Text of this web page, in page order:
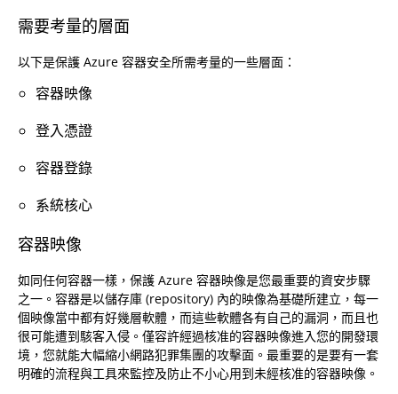
需要考量的層面
以下是保護 Azure 容器安全所需考量的一些層面：
容器映像
登入憑證
容器登錄
系統核心
容器映像
如同任何容器一樣，保護 Azure 容器映像是您最重要的資安步驟
之一。容器是以儲存庫 (repository) 內的映像為基礎所建立，每一
個映像當中都有好幾層軟體，而這些軟體各有自己的漏洞，而且也
很可能遭到駭客入侵。僅容許經過核准的容器映像進入您的開發環
境，您就能大幅縮小網路犯罪集團的攻擊面。最重要的是要有一套
明確的流程與工具來監控及防止不小心用到未經核准的容器映像。